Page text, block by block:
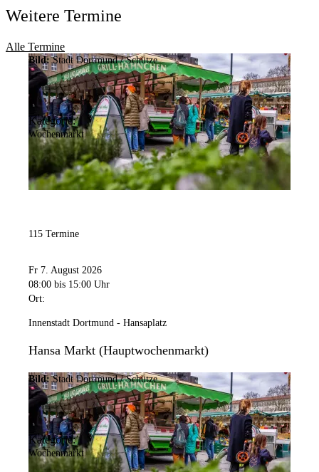
Weitere Termine
Alle Termine
Bild: Stadt Dortmund / Schütze
Kategorie:
Wochenmarkt
115 Termine
Fr 7. August 2026
08:00 bis 15:00 Uhr
Ort:
Innenstadt Dortmund - Hansaplatz
Hansa Markt (Hauptwochenmarkt)
Bild: Stadt Dortmund / Schütze
Kategorie:
Wochenmarkt